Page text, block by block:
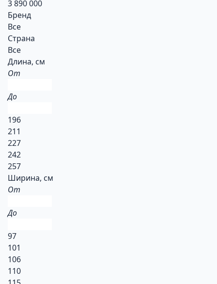
3 890 000
Бренд
Все
Страна
Все
Длина, см
От
До
196
211
227
242
257
Ширина, см
От
До
97
101
106
110